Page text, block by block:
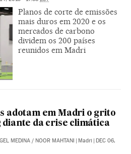
Planos de corte de emissões
mais duros em 2020 e os
mercados de carbono
dividem os 200 países
reunidos em Madri
adotam em Madri o grito
da crise climática
MEDINA / NOOR MAHTANI | Madri | DEC 06,